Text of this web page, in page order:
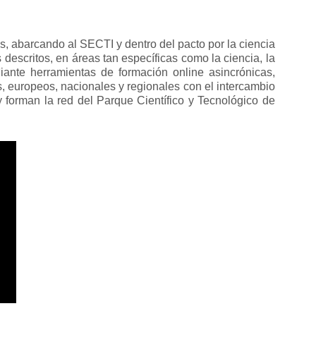
abarcando al SECTI y dentro del pacto por la ciencia
en áreas tan específicas como la ciencia, la
herramientas de formación online asincrónicas,
nacionales y regionales con el intercambio
la red del Parque Científico y Tecnológico de